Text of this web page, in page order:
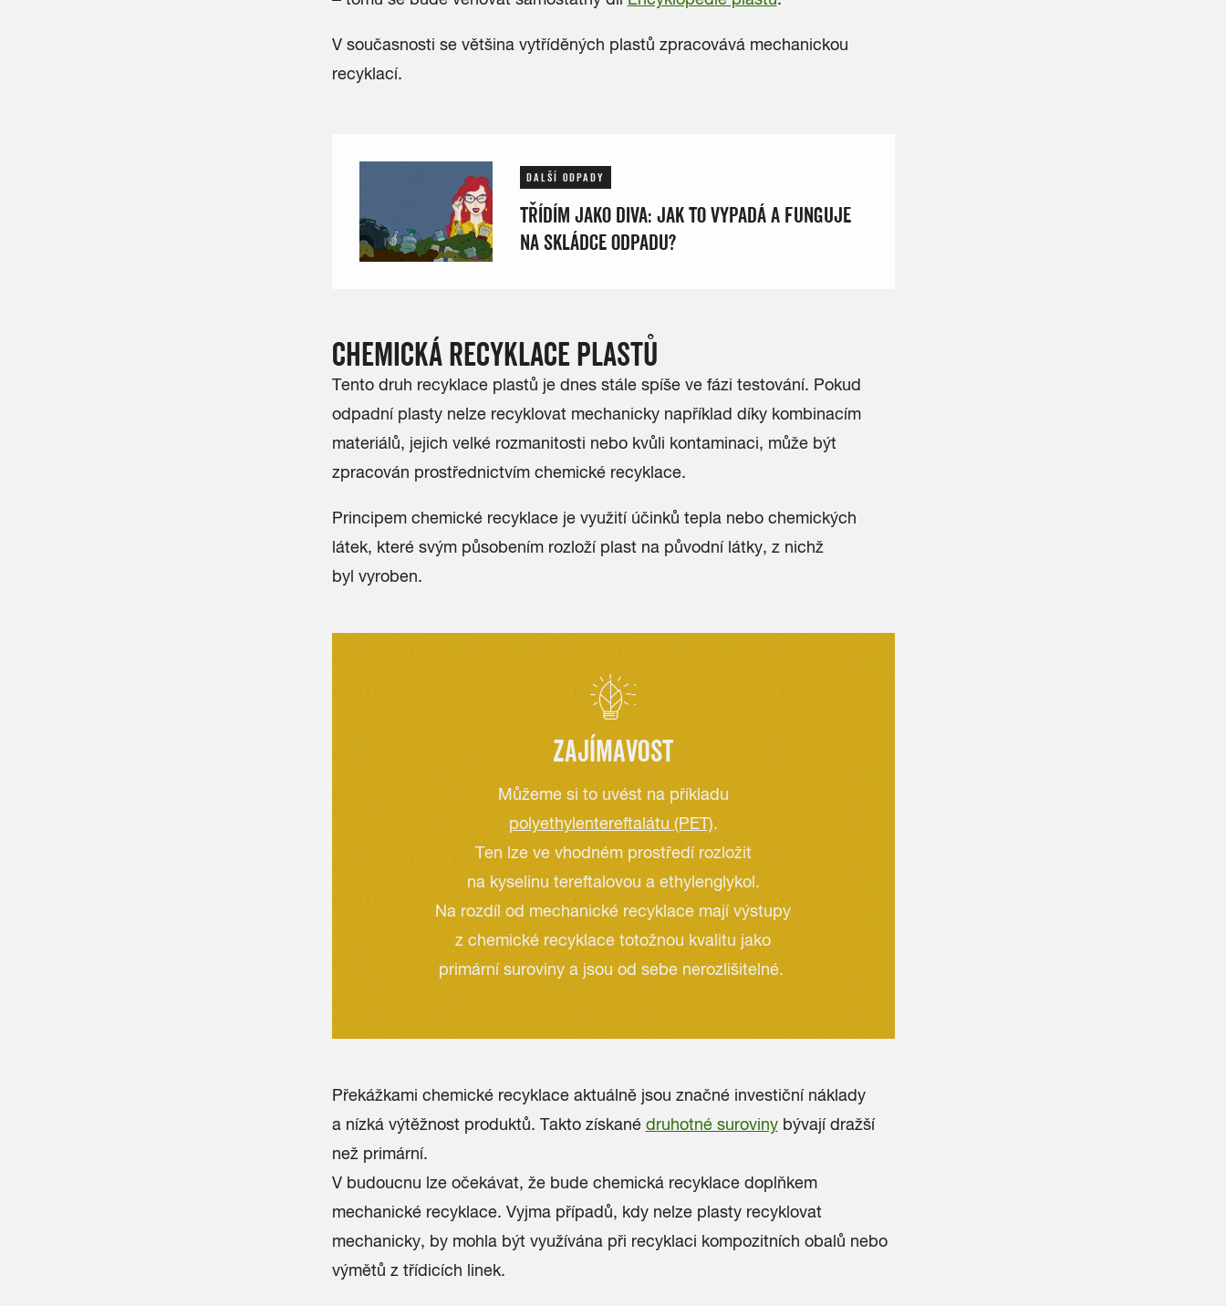
V současnosti se většina vytříděných plastů zpracovává mechanickou
recyklací.
DALŠÍ ODPADY
TŘÍDÍM JAKO DIVA: JAK TO VYPADÁ A FUNGUJE
NA SKLÁDCE ODPADU?
CHEMICKÁ RECYKLACE PLASTŮ
Tento druh recyklace plastů je dnes stále spíše ve fázi testování. Pokud
odpadní plasty nelze recyklovat mechanicky například díky kombinacím
materiálů, jejich velké rozmanitosti nebo kvůli kontaminaci, může být
zpracován prostřednictvím chemické recyklace.
Principem chemické recyklace je využití účinků tepla nebo chemických
látek, které svým působením rozloží plast na původní látky, z nichž
byl vyroben.
ZAJÍMAVOST
Můžeme si to uvést na příkladu
polyethylentereftalátu (PET).
Ten lze ve vhodném prostředí rozložit
na kyselinu tereftalovou a ethylenglykol.
Na rozdíl od mechanické recyklace mají výstupy
z chemické recyklace totožnou kvalitu jako
primární suroviny a jsou od sebe nerozlišitelné.
Překážkami chemické recyklace aktuálně jsou značné investiční náklady
a nízká výtěžnost produktů. Takto získané druhotné surovinybývají dražší
než primární.
V budoucnu lze očekávat, že bude chemická recyklace doplňkem
mechanické recyklace. Vyjma případů, kdy nelze plasty recyklovat
mechanicky, by mohla být využívána při recyklaci kompozitních obalů nebo
výmětů z třídicích linek.